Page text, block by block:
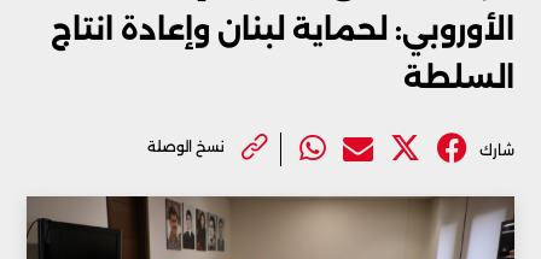
الأوروبي: لحماية لبنان وإعادة انتاج
السلطة
شارك نسخ الوصلة